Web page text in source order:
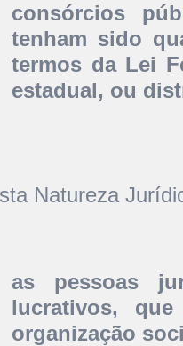
consórcios
tenham sido
termos da Lei
estadual, ou
Natureza
as pessoas
lucrativos,
organização